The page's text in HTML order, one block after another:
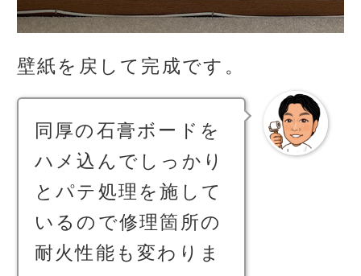
壁紙を戻して完成です。
同厚の石膏ボードを
ハメ込んでしっかり
とパテ処理を施して
いるので修理箇所の
耐火性能も変わりま